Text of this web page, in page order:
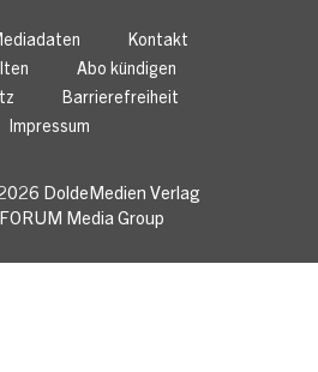
Kontakt
Abo kündigen
Barrierefreiheit
Impressum
DoldeMedien Verlag
FORUM Media Group